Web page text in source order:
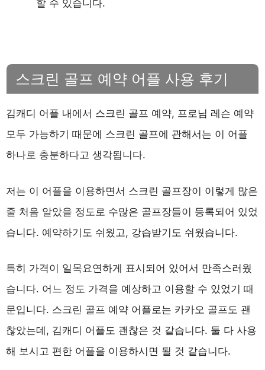
할 수 있습니다.
스크린 골프 예약 어플 사용 후기
김캐디 어플 내에서 스크린 골프 예약, 프로님 레슨 예약
모두 가능하기 때문에 스크린 골프에 관해서는 이 어플
하나로 충분하다고 생각됩니다.
저는 이 어플을 이용하면서 스크린 골프장이 이렇게 많은
줄 처음 알았을 정도로 수많은 골프장들이 등록되어 있었
습니다. 예약하기도 쉬웠고, 강습받기도 쉬웠습니다.
특히 가격이 일목요연하게 표시되어 있어서 만족스러웠
습니다. 어느 정도 가격을 예상하고 이용할 수 있었기 때
문입니다. 스크린 골프 예약 어플로는 카카오 골프도 괜
찮았는데, 김캐디 어플도 괜찮은 것 같습니다. 둘 다 사용
해 보시고 편한 어플을 이용하시면 될 것 같습니다.